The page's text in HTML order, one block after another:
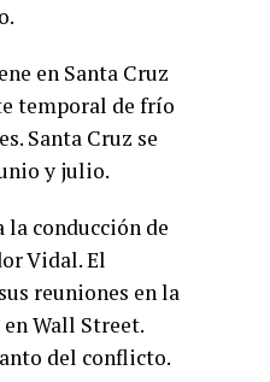
en Santa Cruz
temporal de frío
Santa Cruz se
y julio.
conducción de
Vidal. El
reuniones en la
Wall Street.
del conflicto.